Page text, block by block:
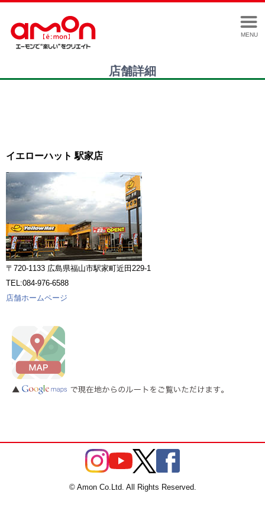
MENU
店舗詳細
イエローハット 駅家店
〒720-1133 広島県福山市駅家町近田229-1
TEL:084-976-6588
店舗ホームページ
© Amon Co.Ltd. All Rights Reserved.